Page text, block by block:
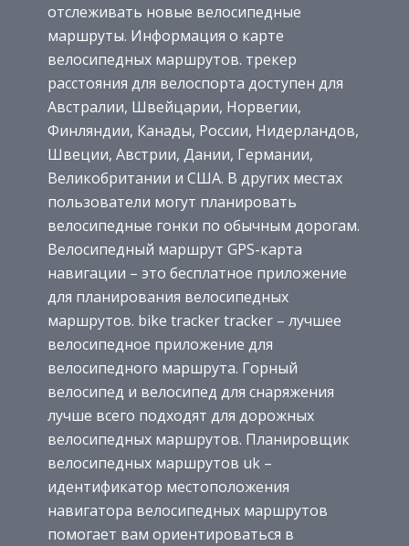
отслеживать новые велосипедные
маршруты. Информация о карте
велосипедных маршрутов. трекер
расстояния для велоспорта доступен для
Австралии, Швейцарии, Норвегии,
Финляндии, Канады, России, Нидерландов,
Швеции, Австрии, Дании, Германии,
Великобритании и США. В других местах
пользователи могут планировать
велосипедные гонки по обычным дорогам.
Велосипедный маршрут GPS-карта
навигации – это бесплатное приложение
для планирования велосипедных
маршрутов. bike tracker tracker – лучшее
велосипедное приложение для
велосипедного маршрута. Горный
велосипед и велосипед для снаряжения
лучше всего подходят для дорожных
велосипедных маршрутов. Планировщик
велосипедных маршрутов uk –
идентификатор местоположения
навигатора велосипедных маршрутов
помогает вам ориентироваться в